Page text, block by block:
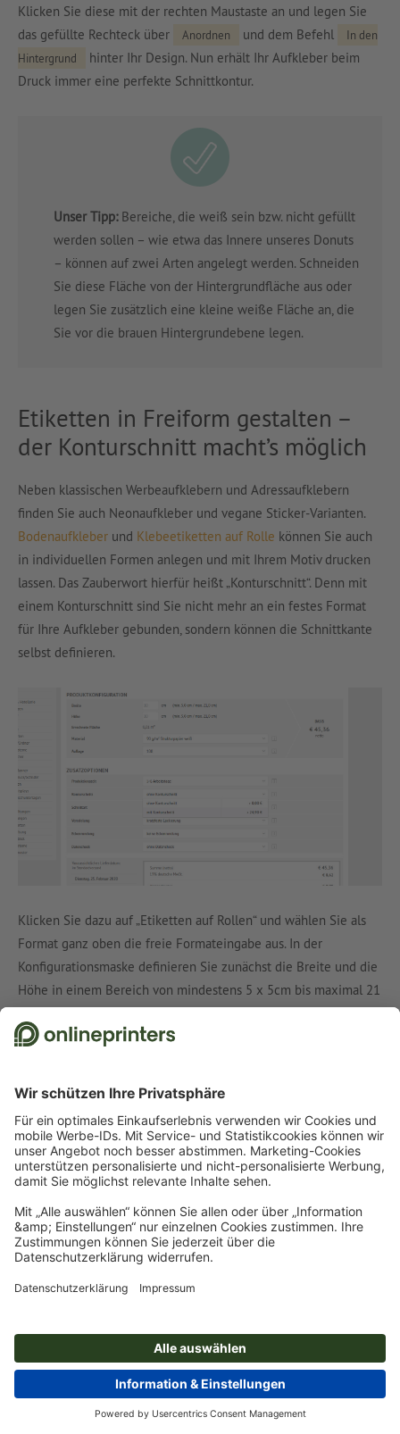
Klicken Sie diese mit der rechten Maustaste an und legen Sie
das gefüllte Rechteck über
Anordnen und dem Befehl
In den
Hintergrund
hinter Ihr Design. Nun erhält Ihr Aufkleber beim
Druck immer eine perfekte Schnittkontur.
Unser Tipp:Bereiche, die weiß sein bzw. nicht gefüllt
werden sollen – wie etwa das Innere unseres Donuts
– können auf zwei Arten angelegt werden. Schneiden
Sie diese Fläche von der Hintergrundfläche aus oder
legen Sie zusätzlich eine kleine weiße Fläche an, die
Sie vor die brauen Hintergrundebene legen.
Etiketten in Freiform gestalten –
der Konturschnitt macht’s möglich
Neben klassischen Werbeaufklebern und Adressaufklebern
finden Sie auch Neonaufkleber und vegane Sticker-Varianten.
Bodenaufkleber und Klebeetiketten auf Rolle können Sie auch
in individuellen Formen anlegen und mit Ihrem Motiv drucken
lassen. Das Zauberwort hierfür heißt „Konturschnitt“. Denn mit
einem Konturschnitt sind Sie nicht mehr an ein festes Format
für Ihre Aufkleber gebunden, sondern können die Schnittkante
selbst definieren.
Klicken Sie dazu auf „Etiketten auf Rollen“ und wählen Sie als
Format ganz oben die freie Formateingabe aus. In der
Konfigurationsmaske definieren Sie zunächst die Breite und die
Höhe in einem Bereich von mindestens 5 x 5cm bis maximal 21
x 21cm. Wählen Sie die Option „Konturschnitt“ aus. Doch damit
Ihre Aufkleber mit der von Ihnen gewünschten Form
werden. Wie Sie in InDesign einen Konturschnitt anlegen und so
individuelle Formen für Ihre Werbemittel erstellen, zeigen wir
Ihnen am Beispiel eines Werbeschilds in unserem InDesign-
Tutorial „Werbeschilder mit Konturschnitt“ und auf dem YouTube-
Kostenlose Druckvorlage „Bring mir
Donuts“Unsere Essentials: Immer die
Planen Sie voraus und setzen Sie auf unsere Essentials! Sie
erhalten Ihre Lieblingsprodukte in Top-Qualität zu den besten
Preisen
Jetzt entdecken